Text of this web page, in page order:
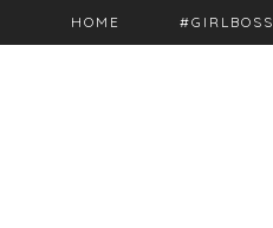
HOME #GIRLBOSS